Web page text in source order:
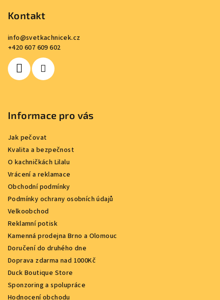
Kontakt
info@svetkachnicek.cz
+420 607 609 602
Informace pro vás
Jak pečovat
Kvalita a bezpečnost
O kachničkách Lilalu
Vrácení a reklamace
Obchodní podmínky
Podmínky ochrany osobních údajů
Velkoobchod
Reklamní potisk
Kamenná prodejna Brno a Olomouc
Doručení do druhého dne
Doprava zdarma nad 1000Kč
Duck Boutique Store
Sponzoring a spolupráce
Hodnocení obchodu